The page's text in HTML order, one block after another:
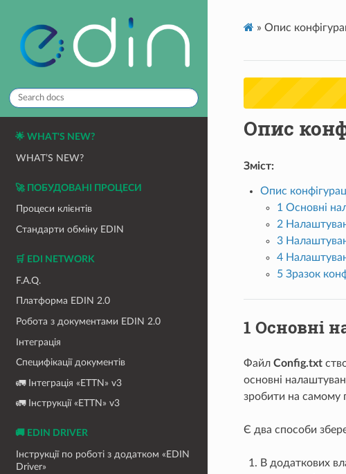
🌟 WHAT'S NEW?
WHAT’S NEW?
🚀 ПОБУДОВАНІ ПРОЦЕСИ
Процеси клієнтів
Стандарти обміну EDIN
🛒 EDI NETWORK
F.A.Q.
Платформа EDIN 2.0
Робота з документами EDIN 2.0
Інтеграція
Специфікації документів
🚛 Інтеграція «ETTN» v3
🚛 Інструкції «ETTN» v3
🚚 EDIN DRIVER
Інструкції по роботі з додатком «EDIN
Driver»
» Опис
Опис
Зміст:
Опис
1 Основні
2
3
4
5 Зразок
1 Основні
Файл Config.txt
основні
зробити на самому
Є два способи
В додаткових